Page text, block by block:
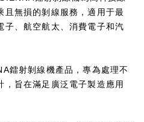
且無損的剝線服務，適用于最
子、航空航太、消費電子和汽
鐳射剝線機產品，專為處理不
，旨在滿足廣泛電子製造應用